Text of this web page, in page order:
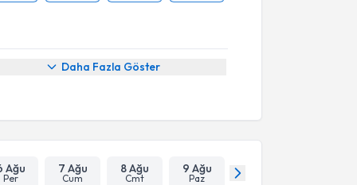
Daha Fazla Göster
Ağu
Per
7 Ağu
Cum
8 Ağu
Cmt
9 Ağu
Paz